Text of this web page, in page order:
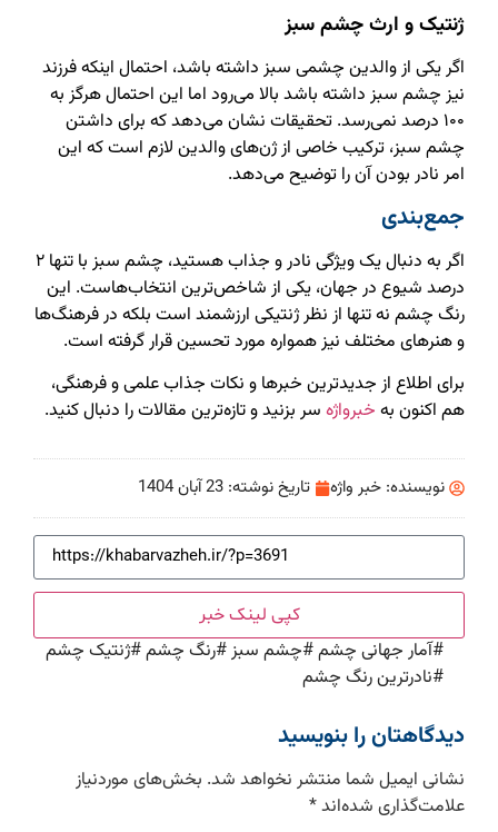
ژنتیک و ارث چشم سبز
اگر یکی از والدین چشمی سبز داشته باشد، احتمال اینکه فرزند
نیز چشم سبز داشته باشد بالا می‌رود اما این احتمال هرگز به
۱۰۰ درصد نمی‌رسد. تحقیقات نشان می‌دهد که برای داشتن
چشم سبز، ترکیب خاصی از ژن‌های والدین لازم است که این
امر نادر بودن آن را توضیح می‌دهد.
جمع‌بندی
اگر به دنبال یک ویژگی نادر و جذاب هستید، چشم سبز با تنها ۲
درصد شیوع در جهان، یکی از شاخص‌ترین انتخاب‌هاست. این
رنگ چشم نه تنها از نظر ژنتیکی ارزشمند است بلکه در فرهنگ‌ها
و هنرهای مختلف نیز همواره مورد تحسین قرار گرفته است.
برای اطلاع از جدیدترین خبرها و نکات جذاب علمی و فرهنگی،
هم اکنون به خبرواژه سر بزنید و تازه‌ترین مقالات را دنبال کنید.
نویسنده: خبر واژه تاریخ نوشته: 23 آبان 1404
کپی لینک خبر
#آمار جهانی چشم#چشم سبز#رنگ چشم#ژنتیک چشم
#نادرترین رنگ چشم
دیدگاهتان را بنویسید
نشانی ایمیل شما منتشر نخواهد شد. بخش‌های موردنیاز
علامت‌گذاری شده‌اند*